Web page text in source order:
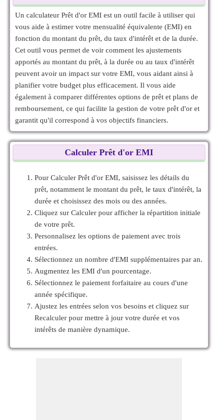
Un calculateur Prêt d'or EMI est un outil facile à utiliser qui
vous aide à estimer votre mensualité équivalente (EMI) en
fonction du montant du prêt, du taux d'intérêt et de la durée.
Cet outil vous permet de voir comment les ajustements
apportés au montant du prêt, à la durée ou au taux d'intérêt
peuvent avoir un impact sur votre EMI, vous aidant ainsi à
planifier votre budget plus efficacement. Il vous aide
également à comparer différentes options de prêt et plans de
remboursement, ce qui facilite la gestion de votre prêt d'or et
garantit qu'il correspond à vos objectifs financiers.
Calculer Prêt d'or EMI
Pour Calculer Prêt d'or EMI, saisissez les détails du
prêt, notamment le montant du prêt, le taux d'intérêt, la
durée et choisissez des mois ou des années.
Cliquez sur Calculer pour afficher la répartition initiale
de votre prêt.
Personnalisez les options de paiement avec trois
entrées.
Sélectionnez un nombre d'EMI supplémentaires par an.
Augmentez les EMI d'un pourcentage.
Sélectionnez le paiement forfaitaire au cours d'une
année spécifique.
Ajustez les entrées selon vos besoins et cliquez sur
Recalculer pour mettre à jour votre durée et vos
intérêts de manière dynamique.